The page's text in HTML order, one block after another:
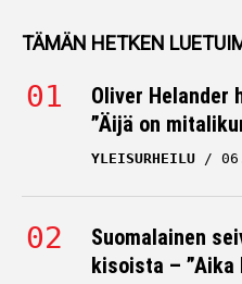
TÄMÄN HETKEN
Oliver Helander
”Äijä on
YLEISURHEILU
Suomalainen
kisoista – ”Aika